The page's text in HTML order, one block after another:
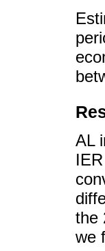
AL
the
we